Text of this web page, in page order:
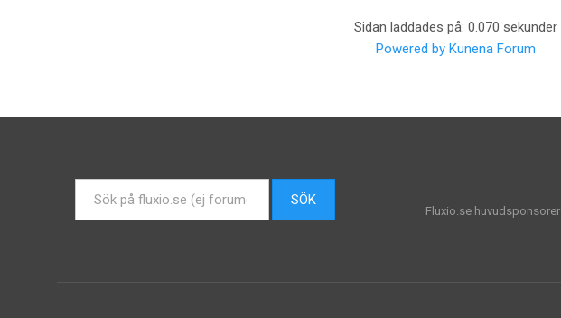
Sidan laddades på: 0.070 sekunder
Powered by Kunena Forum
SÖK
Fluxio.se huvudsponsorer